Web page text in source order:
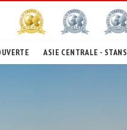
ASIE CENTRALE - STANS